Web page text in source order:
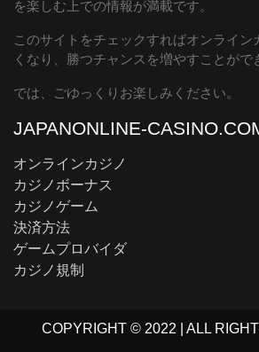
を楽しむ上での情報が満載です。
このサイトをチェックすればオンライン
くなり、勝つチャンスを増やすことがで
では、ごゆっくりお楽しみください。
JAPANONLINE-
オンラインカジノ
カジノボーナス
カジノゲーム
決済方法
ゲームプロバイダ
カジノ規制
COPYRIGHT © 2022 | ALL